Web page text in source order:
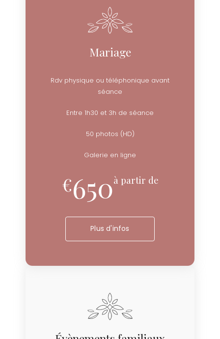
Mariage
Rdv physique ou téléphonique avant
séance
Entre 1h30 et 3h de séance
50 photos (HD)
Galerie en ligne
€650à partir de
Plus d'infos